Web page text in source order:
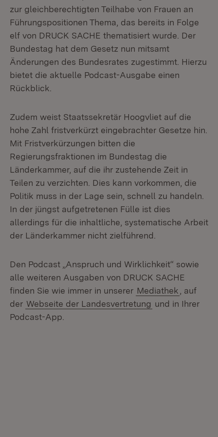
zur gleichberechtigten Teilhabe von Frauen an
Führungspositionen Thema, das bereits in Folge
elf von DRUCK SACHE thematisiert wurde. Der
Bundestag hat dem Gesetz nun mitsamt
Änderungen des Bundesrates zugestimmt. Hierzu
bietet die aktuelle Podcast-Ausgabe einen
Rückblick.
Zudem weist Staatssekretär Hoogvliet auf die
hohe Zahl fristverkürzt eingebrachter Gesetze hin.
Mit Fristverkürzungen bitten die
Regierungsfraktionen im Bundestag die
Länderkammer, auf die ihr zustehende Zeit in
Teilen zu verzichten. Dies kann vorkommen, die
Politik muss in der Lage sein, schnell zu handeln.
In der jüngst aufgetretenen Fülle ist dies
allerdings für die inhaltliche, systematische Arbeit
der Länderkammer nicht zielführend.
Den Podcast „Anspruch und Wirklichkeit“ sowie
alle weiteren Ausgaben von DRUCK SACHE
finden Sie wie immer in unserer Mediathek
, auf
der Webseite der Landesvertretung und in Ihrer
Podcast-App.